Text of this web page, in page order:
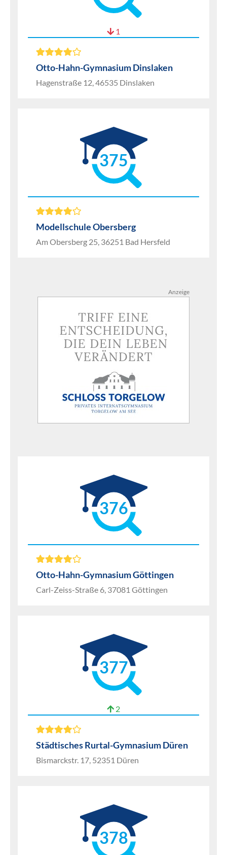
1
Otto-Hahn-Gymnasium Dinslaken
Hagenstraße 12, 46535 Dinslaken
375
Modellschule Obersberg
Am Obersberg 25, 36251 Bad Hersfeld
Anzeige
376
Otto-Hahn-Gymnasium Göttingen
Carl-Zeiss-Straße 6, 37081 Göttingen
377
2
Städtisches Rurtal-Gymnasium Düren
Bismarckstr. 17, 52351 Düren
378